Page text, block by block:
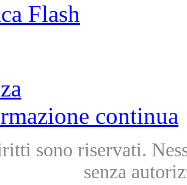
Flash
continua
sono riservati.
senza